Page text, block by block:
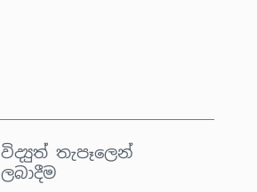
විද්‍යුත් තැපෑලෙන්
ලබාදීම